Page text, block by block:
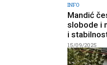
INFO
Mandić
slobode i
i
15/09/2025